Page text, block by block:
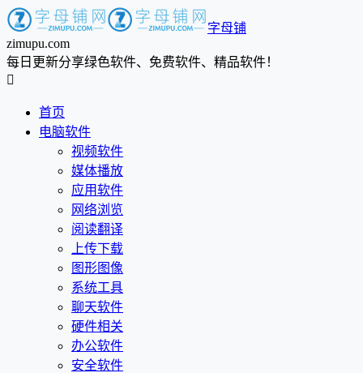
字母铺
zimupu.com
每日更新分享绿色软件、免费软件、精品软件！

首页
电脑软件
视频软件
媒体播放
应用软件
网络浏览
阅读翻译
上传下载
图形图像
系统工具
聊天软件
硬件相关
办公软件
安全软件